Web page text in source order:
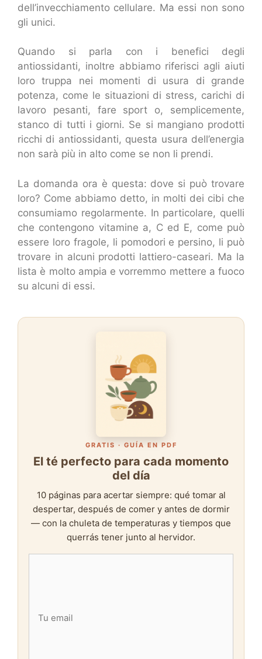
dell’invecchiamento cellulare. Ma essi non sono
gli unici.
Quando si parla con i benefici degli
antiossidanti, inoltre abbiamo riferisci agli aiuti
loro truppa nei momenti di usura di grande
potenza, come le situazioni di stress, carichi di
lavoro pesanti, fare sport o, semplicemente,
stanco di tutti i giorni. Se si mangiano prodotti
ricchi di antiossidanti, questa usura dell’energia
non sarà più in alto come se non li prendi.
La domanda ora è questa: dove si può trovare
loro? Come abbiamo detto, in molti dei cibi che
consumiamo regolarmente. In particolare, quelli
che contengono vitamine a, C ed E, come può
essere loro fragole, li pomodori e persino, li può
trovare in alcuni prodotti lattiero-caseari. Ma la
lista è molto ampia e vorremmo mettere a fuoco
su alcuni di essi.
GRATIS · GUÍA EN PDF
El té perfecto para cada momento
del día
10 páginas para acertar siempre: qué tomar al
despertar, después de comer y antes de dormir
— con la chuleta de temperaturas y tiempos que
querrás tener junto al hervidor.